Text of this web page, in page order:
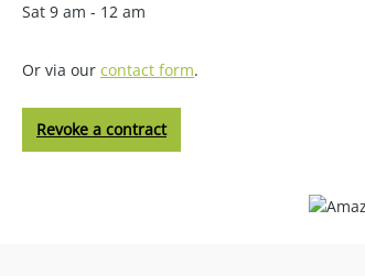
Sat 9 am - 12 am
Or via our contact form.
Revoke a contract